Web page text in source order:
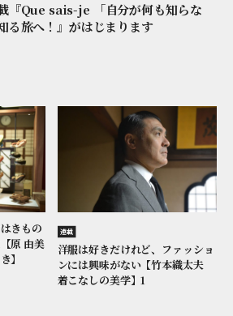
『Que sais-je 「自分が何も知らな
る旅へ！』がはじまります
きもの
原 由美
】
連載
洋服は好きだけれど、ファッショ
ンには興味がない【竹本織太夫
着こなしの美学】1